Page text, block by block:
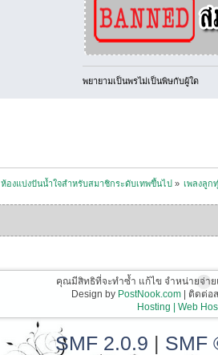
พยายามเป็นพรไม่เป็นพิษกับผู้ใด
ห้องแบ่งปันน้ำใจสำหรับสมาชิกระดับเทพขึ้นไป » เพลงลูก
คุณมีสิทธิที่จะทำซ้ำ แก้ไข จำหน่ายจ่า
Design by PostNook.com| ติดต่อส
Hosting | Web
SMF 2.0.9 | SMF